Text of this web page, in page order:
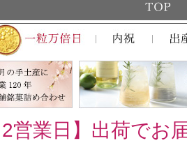
営業日】出荷でお